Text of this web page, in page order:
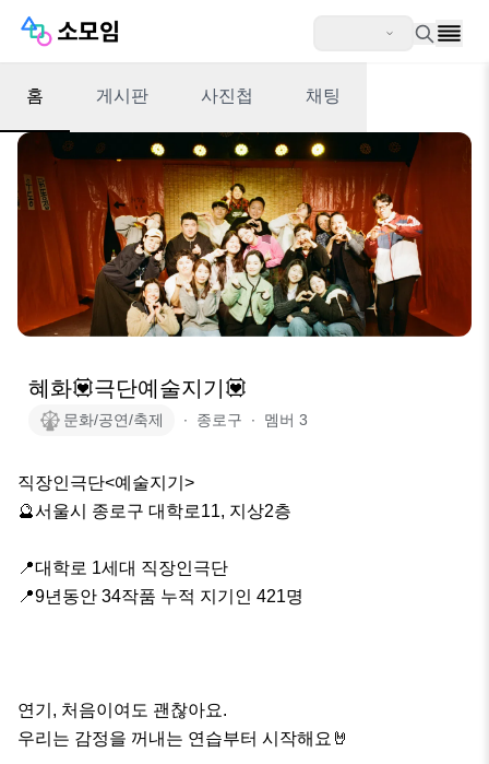
홈 게시판 사진첩 채팅
혜화💟극단예술지기💟
문화/공연/축제 ∙ 종로구 ∙ 멤버 3
직장인극단<예술지기>
🔮서울시 종로구 대학로11, 지상2층
📍대학로 1세대 직장인극단
📍9년동안 34작품 누적 지기인 421명
연기, 처음이여도 괜찮아요.
우리는 감정을 꺼내는 연습부터 시작해요🤘